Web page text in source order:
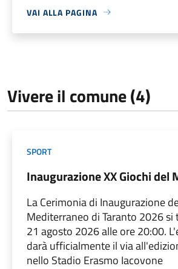
VAI ALLA PAGINA
Vivere il comune (4)
SPORT
Inaugurazione XX Giochi del
La Cerimonia di Inaugurazione
Mediterraneo di Taranto 2026 si
21 agosto 2026 alle ore 20:00.
darà ufficialmente il via
nello Stadio Erasmo Iacovone